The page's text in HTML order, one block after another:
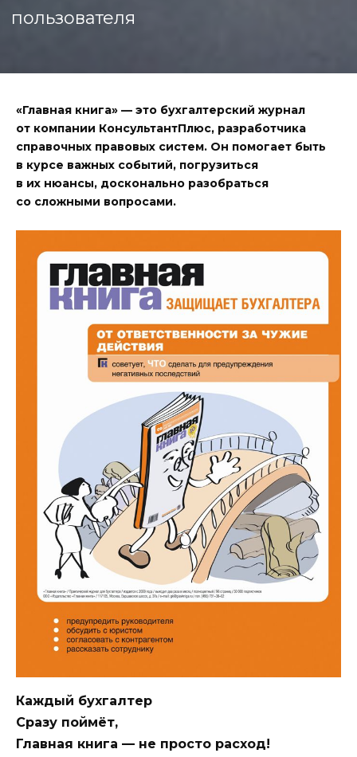
пользователя
«Главная книга» — это бухгалтерский журнал
от компании КонсультантПлюс, разработчика
справочных правовых систем. Он помогает быть
в курсе важных событий, погрузиться
в их нюансы, досконально разобраться
со сложными вопросами.
Каждый бухгалтер
Сразу поймёт,
Главная книга — не просто расход!